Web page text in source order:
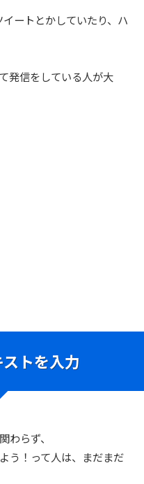
ートとかしていたり、ハ
発信をしている人が大
トを入力
らず、
う！って人は、まだまだ